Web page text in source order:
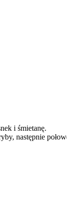
i śmietanę.
następnie